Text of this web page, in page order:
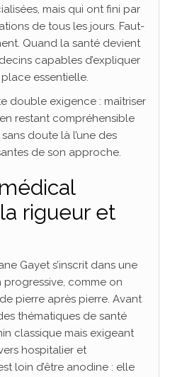
mais qui ont fini par
de tous les jours. Faut-
Quand la santé devient
capables d’expliquer
essentielle.
double exigence : maîtriser
restant compréhensible
doute là l’une des
de son approche.
rigueur et
Gayet s’inscrit dans une
comme on
pierre après pierre. Avant
thématiques de santé
classique mais exigeant
hospitalier et
loin d’être anodine : elle